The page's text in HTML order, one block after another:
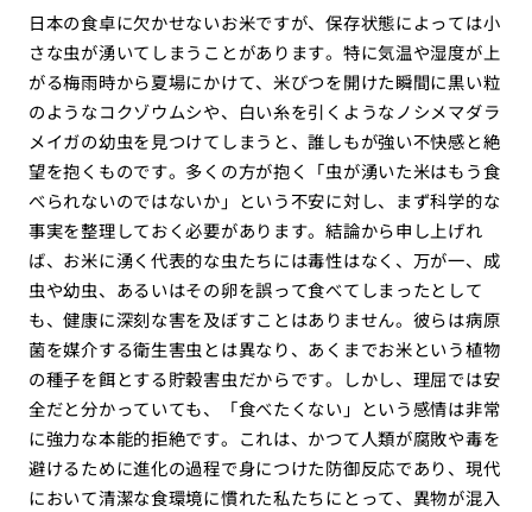
日本の食卓に欠かせないお米ですが、保存状態によっては小
さな虫が湧いてしまうことがあります。特に気温や湿度が上
がる梅雨時から夏場にかけて、米びつを開けた瞬間に黒い粒
のようなコクゾウムシや、白い糸を引くようなノシメマダラ
メイガの幼虫を見つけてしまうと、誰しもが強い不快感と絶
望を抱くものです。多くの方が抱く「虫が湧いた米はもう食
べられないのではないか」という不安に対し、まず科学的な
事実を整理しておく必要があります。結論から申し上げれ
ば、お米に湧く代表的な虫たちには毒性はなく、万が一、成
虫や幼虫、あるいはその卵を誤って食べてしまったとして
も、健康に深刻な害を及ぼすことはありません。彼らは病原
菌を媒介する衛生害虫とは異なり、あくまでお米という植物
の種子を餌とする貯穀害虫だからです。しかし、理屈では安
全だと分かっていても、「食べたくない」という感情は非常
に強力な本能的拒絶です。これは、かつて人類が腐敗や毒を
避けるために進化の過程で身につけた防御反応であり、現代
において清潔な食環境に慣れた私たちにとって、異物が混入